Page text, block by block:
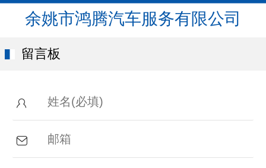
余姚市鸿腾汽车服务有限公司
留言板